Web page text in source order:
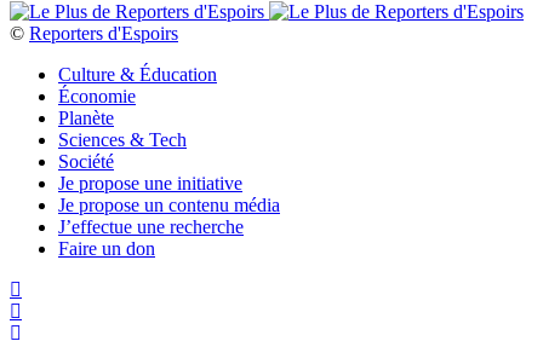
© Reporters d'Espoirs
Culture & Éducation
Économie
Planète
Sciences & Tech
Société
Je propose une initiative
Je propose un contenu média
J’effectue une recherche
Faire un don